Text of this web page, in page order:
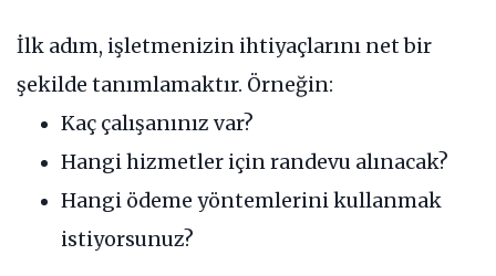
İlk adım, işletmenizin ihtiyaçlarını net bir
şekilde tanımlamaktır. Örneğin:
Kaç çalışanınız var?
Hangi hizmetler için randevu alınacak?
Hangi ödeme yöntemlerini kullanmak
istiyorsunuz?